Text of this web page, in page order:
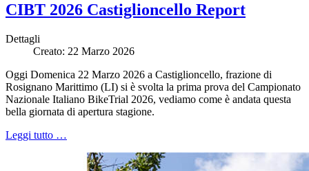
CIBT 2026 Castiglioncello Report
Dettagli
Creato: 22 Marzo 2026
Oggi Domenica 22 Marzo 2026 a Castiglioncello, frazione di
Rosignano Marittimo (LI) si è svolta la prima prova del Campionato
Nazionale Italiano BikeTrial 2026, vediamo come è andata questa
bella giornata di apertura stagione.
Leggi tutto …